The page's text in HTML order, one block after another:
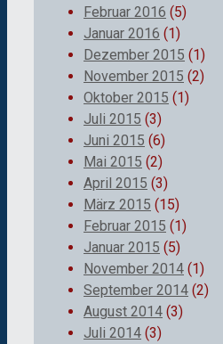
Februar 2016 (5)
Januar 2016 (1)
Dezember 2015 (1)
November 2015 (2)
Oktober 2015 (1)
Juli 2015 (3)
Juni 2015 (6)
Mai 2015 (2)
April 2015 (3)
März 2015 (15)
Februar 2015 (1)
Januar 2015 (5)
November 2014 (1)
September 2014 (2)
August 2014 (3)
Juli 2014 (3)